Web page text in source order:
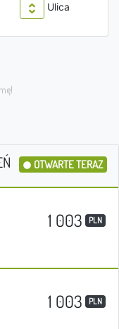
Ulica
OTWARTE TERAZ
1 003 PLN
1 003 PLN